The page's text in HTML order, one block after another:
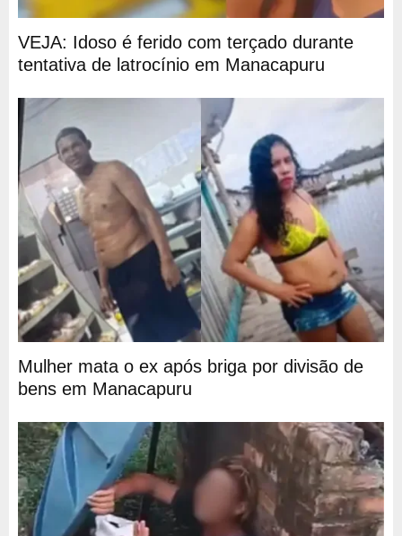
VEJA: Idoso é ferido com terçado durante
tentativa de latrocínio em Manacapuru
Mulher mata o ex após briga por divisão de
bens em Manacapuru